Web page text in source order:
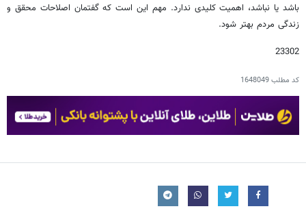
باشد یا نباشد، اهمیت کلیدی ندارد. مهم این است که گفتمان اصلاحات محقق و
زندگی مردم بهتر شود.
23302
کد مطلب1648049